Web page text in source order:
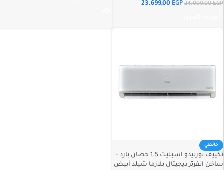
24.000,00EGP
23.699,00 EGP
حائطي
تكييف تورنيدو اسبليت 1.5 حصان بارد –
ساخن انفرتر ديجيتال بلازما شيلد أبيض